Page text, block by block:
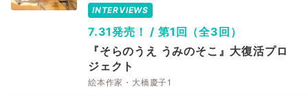
INTERVIEWS
7.31発売！ / 第1回（全3回）
『そらのうえ うみのそこ』大復活プロ
ジェクト
絵本作家・大橋慶子1